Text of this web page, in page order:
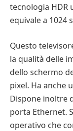
tecnologia HDR
equivale a 1024
Questo
la qualità delle
dello schermo
pixel. Ha anche
Dispone inoltre
porta Ethernet.
operativo che